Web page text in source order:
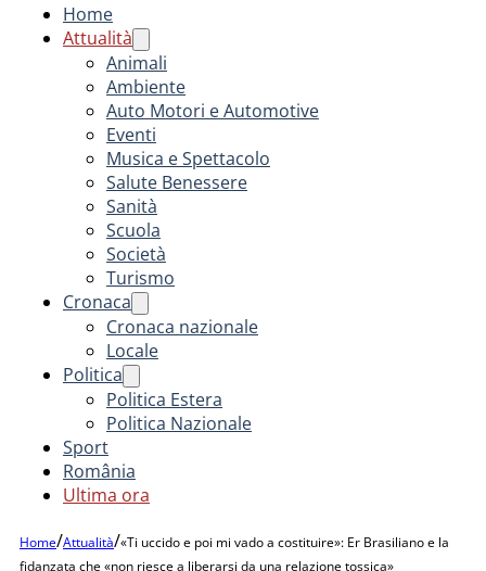
Home
Attualità
Animali
Ambiente
Auto Motori e Automotive
Eventi
Musica e Spettacolo
Salute Benessere
Sanità
Scuola
Società
Turismo
Cronaca
Cronaca nazionale
Locale
Politica
Politica Estera
Politica Nazionale
Sport
România
Ultima ora
Home/Attualità/«Ti uccido e poi mi vado a costituire»: Er Brasiliano e la
fidanzata che «non riesce a liberarsi da una relazione tossica»